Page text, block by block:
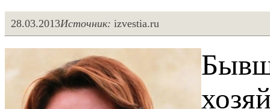
28.03.2013Источник: izvestia.ru